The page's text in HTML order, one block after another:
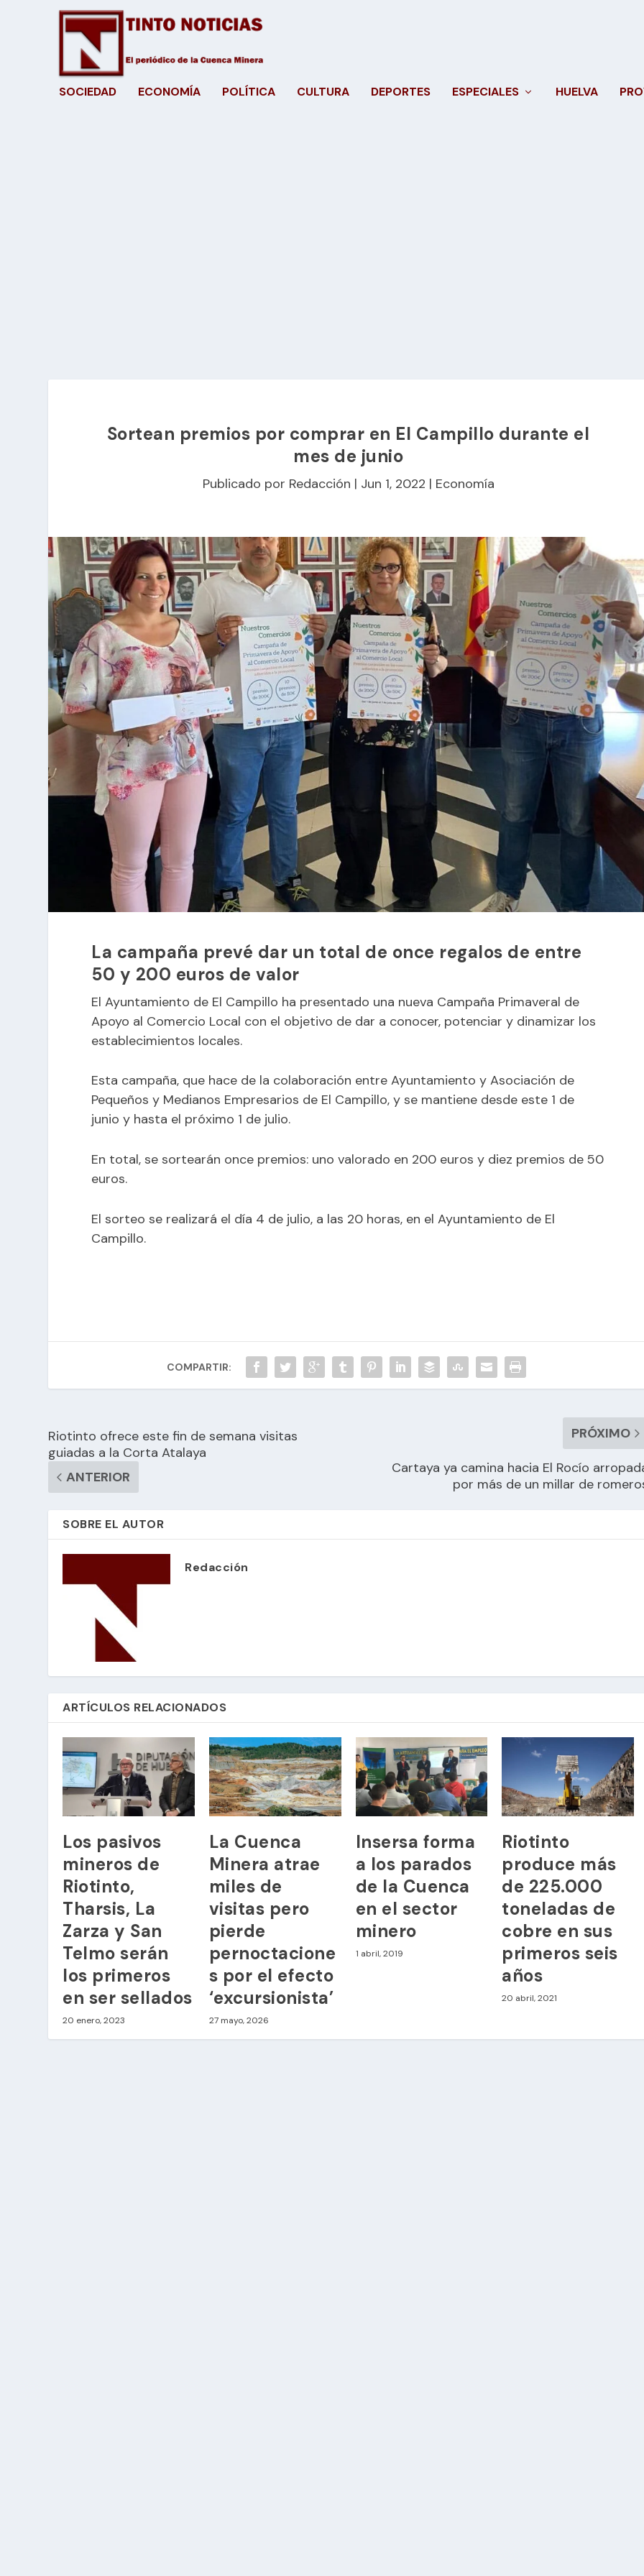
SOCIEDAD ECONOMÍA POLÍTICA CULTURA DEPORTES ESPECIALES HUELVA
Sortean premios por comprar en El Campillo durante el
mes de junio
Publicado por Redacción | Jun 1, 2022 | Economía
La campaña prevé dar un total de once regalos de entre
50 y 200 euros de valor
El Ayuntamiento de El Campillo ha presentado una nueva Campaña Primaveral de
Apoyo al Comercio Local con el objetivo de dar a conocer, potenciar y dinamizar los
establecimientos locales.
Esta campaña, que hace de la colaboración entre Ayuntamiento y Asociación de
Pequeños y Medianos Empresarios de El Campillo, y se mantiene desde este 1 de
junio y hasta el próximo 1 de julio.
En total, se sortearán once premios: uno valorado en 200 euros y diez premios de 50
euros.
El sorteo se realizará el día 4 de julio, a las 20 horas, en el Ayuntamiento de El
Campillo.
COMPARTIR:
Riotinto ofrece este fin de semana visitas
guiadas a la Corta Atalaya
ANTERIOR
PRÓXIMO
Cartaya ya camina hacia El Rocío
por más de un millar de
SOBRE EL AUTOR
Redacción
ARTÍCULOS RELACIONADOS
Los pasivos
mineros de
Riotinto,
Tharsis, La
Zarza y San
Telmo serán
los primeros
en ser sellados
20 enero, 2023
La Cuenca
Minera atrae
miles de
visitas pero
pierde
pernoctacione
s por el efecto
‘excursionista’
27 mayo, 2026
Insersa forma
a los parados
de la Cuenca
en el sector
minero
1 abril, 2019
Riotinto
produce más
de 225.000
toneladas de
cobre en sus
primeros seis
años
20 abril, 2021